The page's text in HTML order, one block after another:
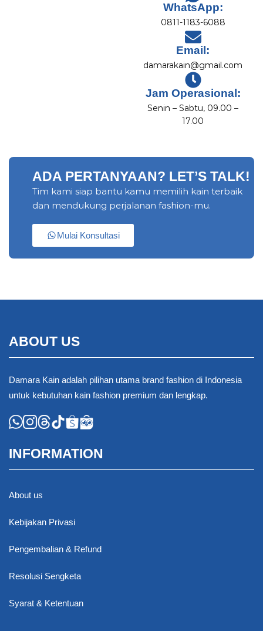
WhatsApp:
0811-1183-6088
Email:
damarakain@gmail.com
Jam Operasional:
Senin – Sabtu, 09.00 –
17.00
ADA PERTANYAAN? LET’S TALK!
Tim kami siap bantu kamu memilih kain terbaik
dan mendukung perjalanan fashion-mu.
Mulai Konsultasi
ABOUT US
Damara Kain adalah pilihan utama brand fashion di Indonesia
untuk kebutuhan kain fashion premium dan lengkap.
INFORMATION
About us
Kebijakan Privasi
Pengembalian & Refund
Resolusi Sengketa
Syarat & Ketentuan